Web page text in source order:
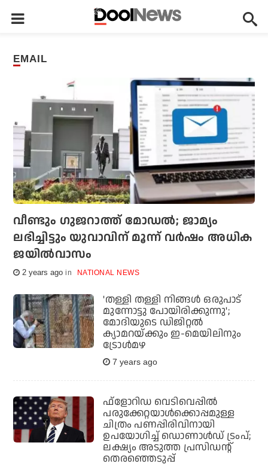
EMAIL
വീണ്ടും ഗുജറാത്ത് മോഡൽ; ജാമ്യം
ലഭിച്ചിട്ടും യുവാവിന് മൂന്ന് വർഷം അധിക
ജയിൽവാസം
2 years ago NATIONAL NEWS
'തള്ളി തള്ളി നിങ്ങള്‍ ഒരുപാട്
മുന്നോട്ടു പോയിരിക്കുന്നു';
മോദിയുടെ ഡിജിറ്റല്‍
ക്യാമറയ്ക്കും ഇ-മെയിലിനും
ട്രോള്‍മഴ
7 years ago
ഫ്‌ളോറിഡ വെടിവെപ്പില്‍
പരുക്കേറ്റയാള്‍ക്കൊപ്പമുള്ള
ചിത്രം പണപ്പിരിവിനായി
ഉപയോഗിച്ച് ഡൊണാള്‍ഡ് ട്രംപ്;
ലക്ഷ്യം അടുത്ത പ്രസിഡന്റ്
തെരഞ്ഞെടുപ്പ്